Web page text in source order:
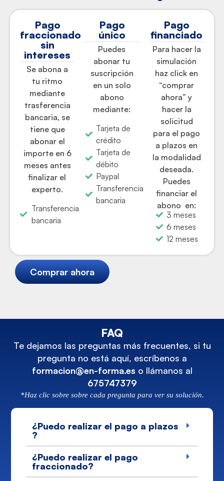
Pago
fraccionado
sin
intereses
Se abona a
tu ritmo
mediante
trasferencia
bancaria, se
tiene que
abonar el
importe en 6
meses antes
finalizar el
experto.
Transferencia
bancaria
Pago
único
Puedes
abonar tu
suscripción
en un solo
abono
mediante:
Tarjeta de
crédito
Tarjeta de
débito
Paypal
Transferencia
bancaria
Pago
financiado
Para hacer la
simulación
haz click en
“comprar
ahora” y
hacer la
solicitud
para el pago
a plazos en
la modalidad
deseada.
Puedes
financiar el
abono en:
3 meses
6 meses
12 meses
Comprar ahora
FAQ
Te dejamos las preguntas más frecuentes, si tu
pregunta no está aquí, escríbenos a
formacion@en-forma.es o llámanos al
675747379
*Haz clic sobre sobre cada pregunta para ver su solución.
¿Puedo realizar el pago a plazos
?
¿Puedo realizar el pago
fraccionado?